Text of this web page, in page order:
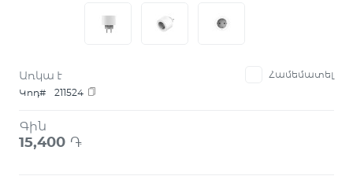
Առկա է
Համեմատել
Կոդ#
211524
Գին
15,400 ֏